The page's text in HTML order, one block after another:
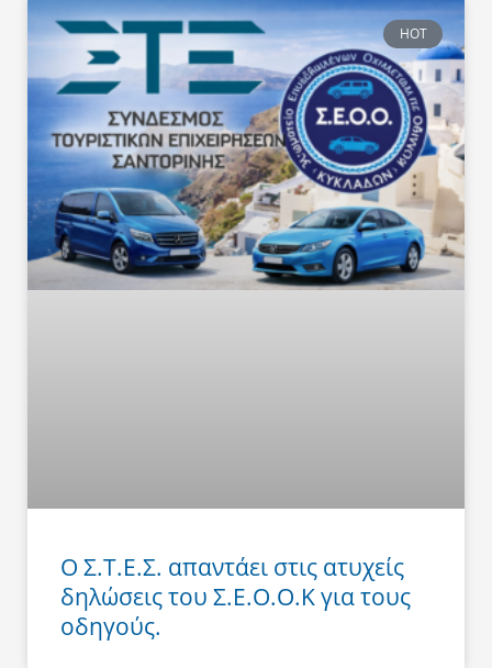
HOT
Ο Σ.Τ.Ε.Σ. απαντάει στις ατυχείς
δηλώσεις του Σ.Ε.Ο.Ο.Κ για τους
οδηγούς.